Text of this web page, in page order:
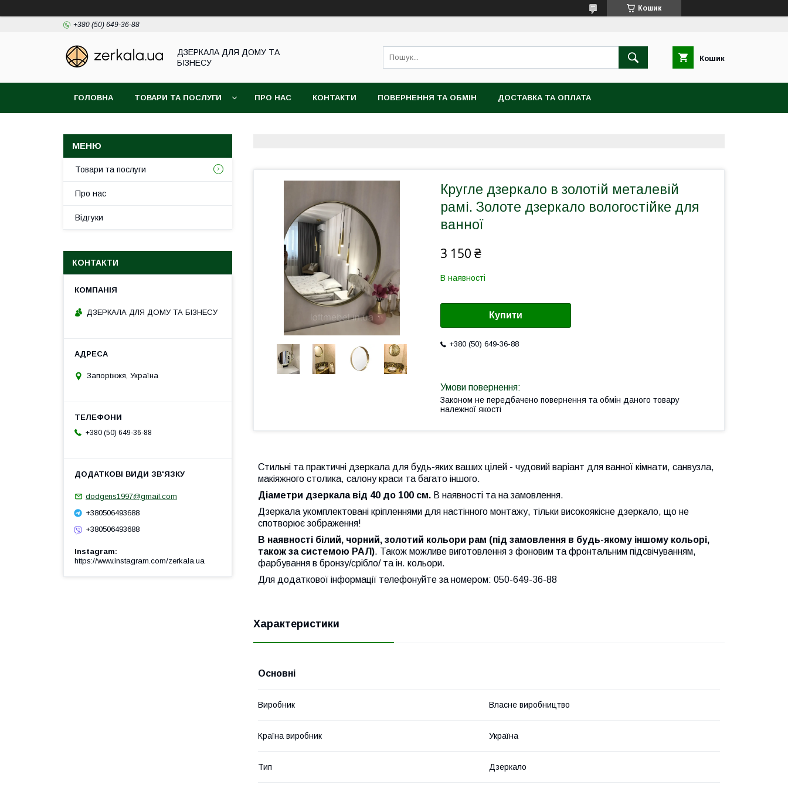
Кошик
+380 (50) 649-36-88
ДЗЕРКАЛА ДЛЯ ДОМУ ТА
БІЗНЕСУ
Кошик
ГОЛОВНА ТОВАРИ ТА ПОСЛУГИ ПРО НАС КОНТАКТИ ПОВЕРНЕННЯ ТА ОБМІН ДОСТАВКА ТА ОПЛАТА
Кругле дзеркало в золотій металевій
рамі. Золоте дзеркало вологостійке для
ванної
3 150 ₴
В наявності
Купити
+380 (50) 649-36-88
Законом не передбачено повернення та обмін даного товару
належної якості
Стильні та практичні дзеркала для будь-яких ваших цілей - чудовий варіант для ванної кімнати, санвузла,
макіяжного столика, салону краси та багато іншого.
Діаметри дзеркала від 40 до 100 см. В наявності та на замовлення.
Дзеркала укомплектовані кріпленнями для настінного монтажу, тільки високоякісне дзеркало, що не
спотворює зображення!
В наявності білий, чорний, золотий кольори рам (під замовлення в будь-якому іншому кольорі,
також за системою РАЛ). Також можливе виготовлення з фоновим та фронтальним підсвічуванням,
фарбування в бронзу/срібло/ та ін. кольори.
Для додаткової інформації телефонуйте за номером: 050-649-36-88
Характеристики
Основні
Виробник Власне виробництво
Країна виробник Україна
Тип Дзеркало
Товари та послуги
Про нас
Відгуки
КОНТАКТИ
ДЗЕРКАЛА ДЛЯ ДОМУ ТА БІЗНЕСУ
Запоріжжя, Україна
+380 (50) 649-36-88
dodgens1997@gmail.com
+380506493688
+380506493688
Instagram
https://www.instagram.com/zerkala.ua